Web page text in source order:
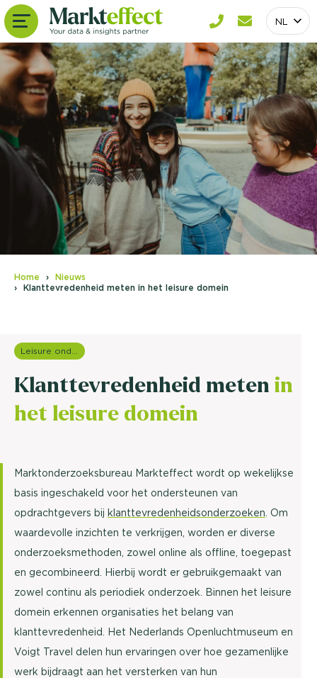
NL
Home
Nieuws
Klanttevredenheid meten in het leisure domein
Klanttevredenheid meten in
het leisure domein
Marktonderzoeksbureau Markteffect wordt op wekelijkse
basis ingeschakeld voor het ondersteunen van
opdrachtgevers bij klanttevredenheidsonderzoeken . Om
waardevolle inzichten te verkrijgen, worden er diverse
onderzoeksmethoden, zowel online als offline, toegepast
en gecombineerd. Hierbij wordt er gebruikgemaakt van
zowel continu als periodiek onderzoek. Binnen het leisure
domein erkennen organisaties het belang van
klanttevredenheid. Het Nederlands Openluchtmuseum en
Voigt Travel delen hun ervaringen over hoe gezamenlijke
werk bijdraagt aan het versterken van hun